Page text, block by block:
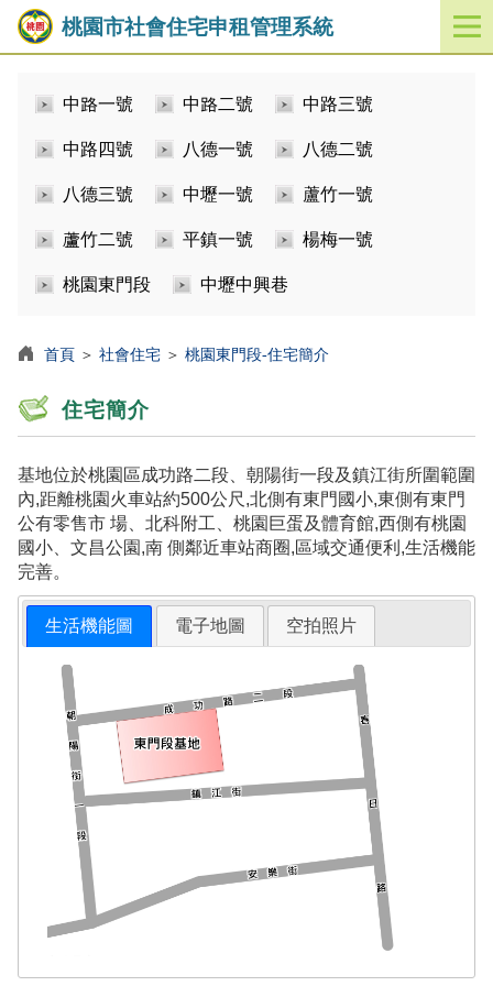
桃園市社會住宅申租管理系統
開
啟
中路一號 中路二號 中路三號
中路四號 八德一號 八德二號
八德三號 中壢一號 蘆竹一號
蘆竹二號 平鎮一號 楊梅一號
桃園東門段 中壢中興巷
首頁 ＞ 社會住宅 ＞ 桃園東門段-住宅簡介
住宅簡介
基地位於桃園區成功路二段、朝陽街一段及鎮江街所圍範圍
內,距離桃園火車站約500公尺,北側有東門國小,東側有東門
公有零售市 場、北科附工、桃園巨蛋及體育館,西側有桃園
國小、文昌公園,南 側鄰近車站商圈,區域交通便利,生活機能
完善。
生活機能圖 電子地圖 空拍照片